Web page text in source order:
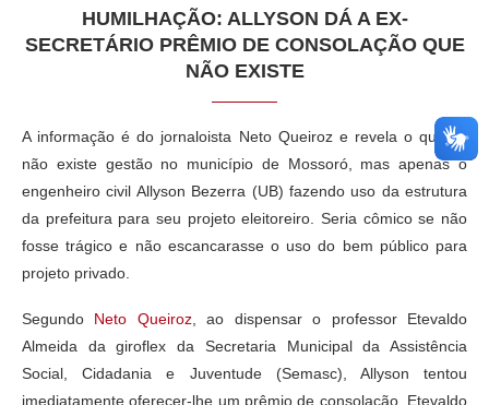
HUMILHAÇÃO: ALLYSON DÁ A EX-
SECRETÁRIO PRÊMIO DE CONSOLAÇÃO QUE
NÃO EXISTE
A informação é do jornaloista Neto Queiroz e revela o quanto
não existe gestão no município de Mossoró, mas apenas o
engenheiro civil Allyson Bezerra (UB) fazendo uso da estrutura
da prefeitura para seu projeto eleitoreiro. Seria cômico se não
fosse trágico e não escancarasse o uso do bem público para
projeto privado.
Segundo Neto Queiroz, ao dispensar o professor Etevaldo
Almeida da giroflex da Secretaria Municipal da Assistência
Social, Cidadania e Juventude (Semasc), Allyson tentou
imediatamente oferecer-lhe um prêmio de consolação. Etevaldo